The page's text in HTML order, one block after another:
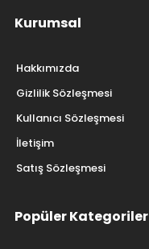
Kurumsal
Hakkımızda
Gizlilik Sözleşmesi
Kullanıcı Sözleşmesi
İletişim
Satış Sözleşmesi
Popüler Kategoriler